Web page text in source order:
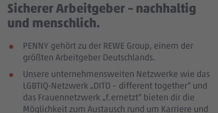
Sicherer Arbeitgeber – nachhaltig
und menschlich.
PENNY gehört zu der REWE Group, einem der
größten Arbeitgeber Deutschlands.
Unsere unternehmensweiten Netzwerke wie das
LGBTIQ-Netzwerk „DITO – different together“ und
das Frauennetzwerk „f.ernetzt“ bieten dir die
Möglichkeit zum Austausch rund um Karriere und